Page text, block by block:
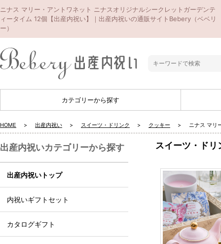
ニナス マリー・アントワネット ニナスオリジナルシークレットガーデンテ
ィータイム 12個【出産内祝い】｜出産内祝いの通販サイトBebery（ベベリ
ー）
カテゴリーから探す
HOME 出産内祝い スイーツ・ドリンク クッキー ニナス マリ
スイーツ・ドリ
出産内祝いカテゴリーから探す
出産内祝いトップ
内祝いギフトセット
カタログギフト